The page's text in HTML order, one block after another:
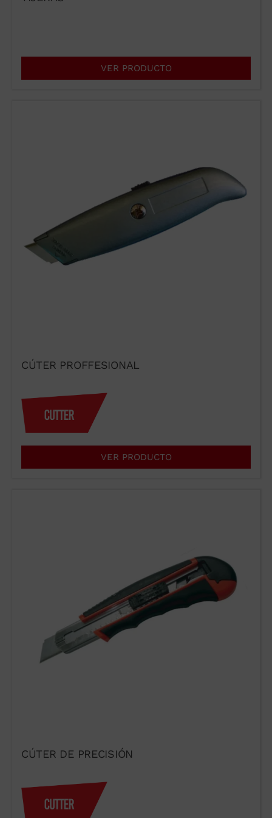
VER PRODUCTO
CÚTER PROFFESIONAL
VER PRODUCTO
CÚTER DE PRECISIÓN
WUTO, TÉCNICA
Y PRESTIGIO
de comunicación.